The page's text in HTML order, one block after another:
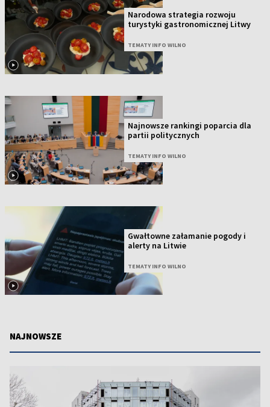
Narodowa strategia rozwoju
turystyki gastronomicznej Litwy
TEMATY INFO WILNO
Najnowsze rankingi poparcia dla
partii politycznych
TEMATY INFO WILNO
Gwałtowne załamanie pogody i
alerty na Litwie
TEMATY INFO WILNO
NAJNOWSZE